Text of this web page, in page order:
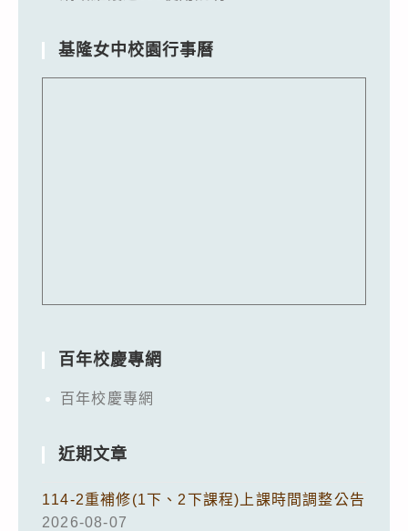
基隆女中校園行事曆
百年校慶專網
百年校慶專網
近期文章
114-2重補修(1下、2下課程)上課時間調整公告
2026-08-07